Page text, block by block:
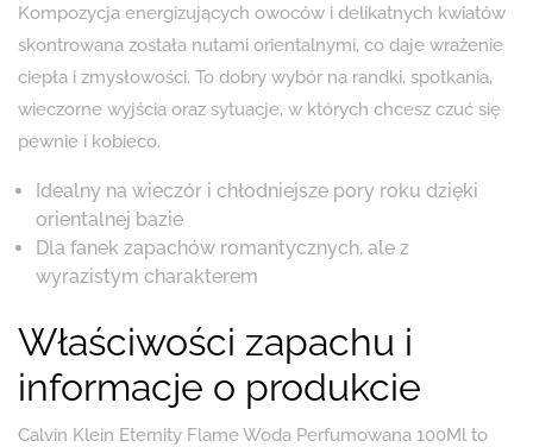
Kompozycja energizujących owoców i delikatnych kwiatów
skontrowana została nutami orientalnymi, co daje wrażenie
ciepła i zmysłowości. To dobry wybór na randki, spotkania,
wieczorne wyjścia oraz sytuacje, w których chcesz czuć się
pewnie i kobieco.
Idealny na wieczór i chłodniejsze pory roku dzięki
orientalnej bazie
Dla fanek zapachów romantycznych, ale z
wyrazistym charakterem
Właściwości zapachu i
informacje o produkcie
Calvin Klein Eternity Flame Woda Perfumowana 100Ml to